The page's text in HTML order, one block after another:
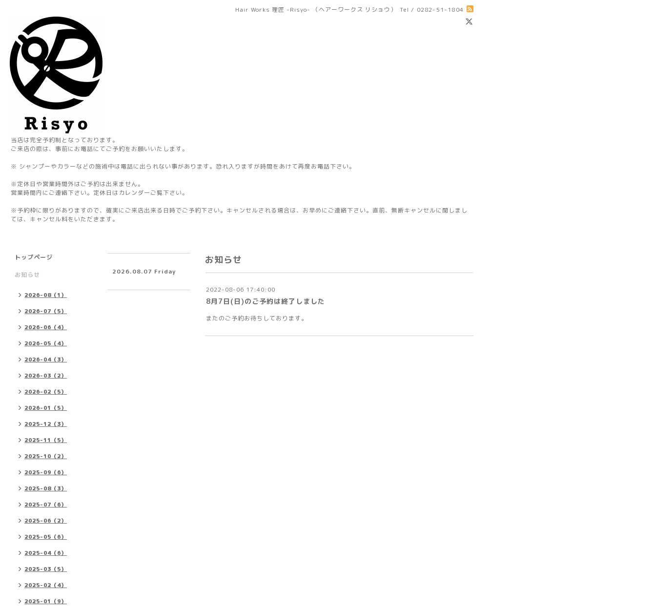
Hair Works 理匠 -Risyo- （ヘアーワークス リショウ） Tel / 0282-51-1804
当店は完全予約制となっております。
ご来店の際は、事前にお電話にてご予約をお願いいたします。
※ シャンプーやカラーなどの施術中は電話に出られない事があります。恐れ入りますが時間をあけて再度お電話下さい。
※定休日や営業時間外はご予約は出来ません。
営業時間内にご連絡下さい。定休日はカレンダーご覧下さい。
※予約枠に限りがありますので、確実にご来店出来る日時でご予約下さい。キャンセルされる場合は、お早めにご連絡下さい。直前、無断キャンセルに関しまし
ては、キャンセル料をいただきます。
お知らせ
2022-08-06 17:40:00
8月7日(日)のご予約は終了しました
またのご予約お待ちしております。
トップページ
お知らせ
2026-08（1）
2026-07（5）
2026-06（4）
2026-05（4）
2026-04（3）
2026-03（2）
2026-02（5）
2026-01（5）
2025-12（3）
2025-11（5）
2025-10（2）
2025-09（6）
2025-08（3）
2025-07（6）
2025-06（2）
2025-05（6）
2025-04（6）
2025-03（5）
2025-02（4）
2025-01（9）
2026.08.07 Friday